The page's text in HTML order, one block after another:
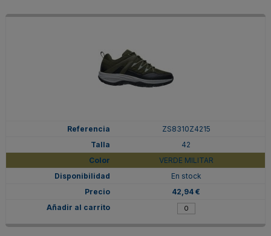
ZS8310Z4215
42
VERDE MILITAR
En stock
42,94 €